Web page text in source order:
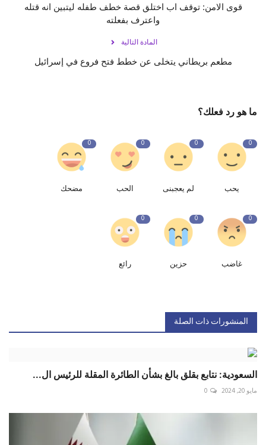
قوى الامن: توقف اب اختلق قصة خطف طفله ليتبين انه قتله
واعترف بفعلته
المادة التالية
مطعم بريطاني يتخلى عن خطط فتح فروع في إسرائيل
ما هو رد فعلك؟
0
يحب
0
لم يعجبنى
0
الحب
0
مضحك
0
غاضب
0
حزين
0
رائع
المنشورات ذات الصلة
السعودية: نتابع بقلق بالغ بشأن الطائرة المقلة للرئيس ال...
مايو 20, 2024 0